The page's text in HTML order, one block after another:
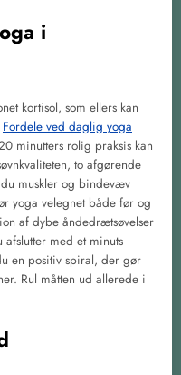
i
kortisol, som ellers kan
Fordele ved daglig yoga
minutters rolig praksis kan
to afgørende
muskler og bindevæv
yoga velegnet både før og
af dybe åndedrætsøvelser
med et minuts
en positiv spiral, der gør
Rul måtten ud allerede i